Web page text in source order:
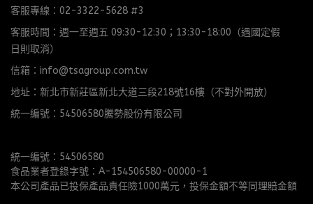
客服專線：02-3322-5628 #3
客服時間：週一至週五 09:30-12:30；13:30-18:00（遇國定假
日則取消）
信箱：info@tsagroup.com.tw
地址：新北市新莊區新北大道三段218號16樓（不對外開放）
統一編號：54506580騰勢股份有限公司
統一編號：54506580
食品業者登錄字號：A-154506580-00000-1
本公司產品已投保產品責任險1000萬元，投保金額不等同理賠金額